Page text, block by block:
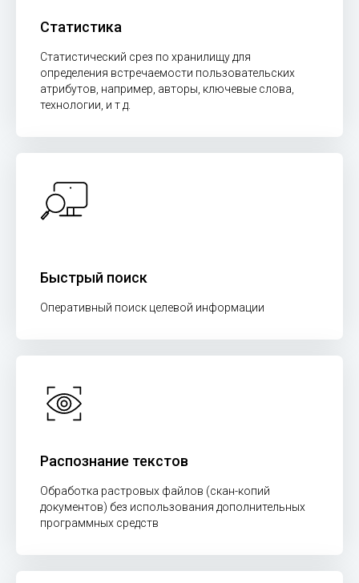
Статистика
Статистический срез по хранилищу для
определения встречаемости пользовательских
атрибутов, например, авторы, ключевые слова,
технологии, и т д.
Быстрый поиск
Оперативный поиск целевой информации
Распознание текстов
Обработка растровых файлов (скан-копий
документов) без использования дополнительных
программных средств